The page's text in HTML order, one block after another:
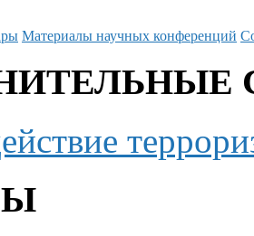
Материалы научных конференций